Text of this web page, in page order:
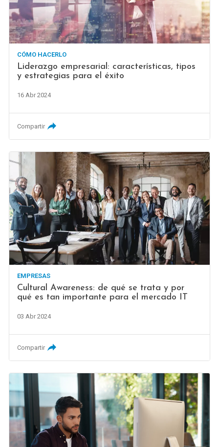
CÓMO HACERLO
Liderazgo empresarial: características, tipos
y estrategias para el éxito
16 Abr 2024
Compartir
EMPRESAS
Cultural Awareness: de qué se trata y por
qué es tan importante para el mercado IT
03 Abr 2024
Compartir